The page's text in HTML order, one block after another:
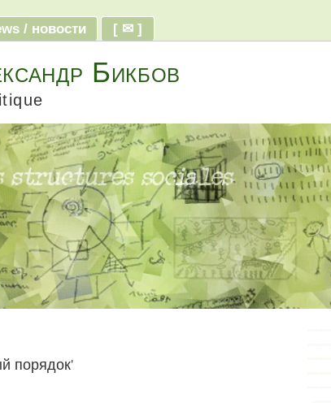
/ новости [ ✉ ]
Бикбов
порядок'